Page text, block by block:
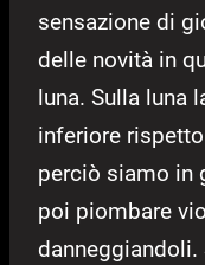
sensazione di
delle novità in
luna. Sulla luna
inferiore
perciò siamo in
poi piombare